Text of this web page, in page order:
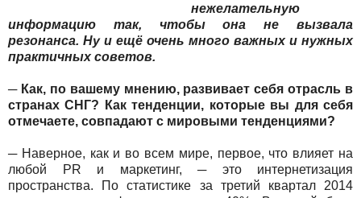
нежелательную
информацию так, чтобы она не вызвала
резонанса. Ну и ещё очень много важных и нужных
практичных советов.
─ Как, по вашему мнению, развивает себя отрасль в
странах СНГ? Как тенденции, которые вы для себя
отмечаете, совпадают с мировыми тенденциями?
─ Наверное, как и во всем мире, первое, что влияет на
любой PR и маркетинг, ─ это интернетизация
пространства. По статистике за третий квартал 2014